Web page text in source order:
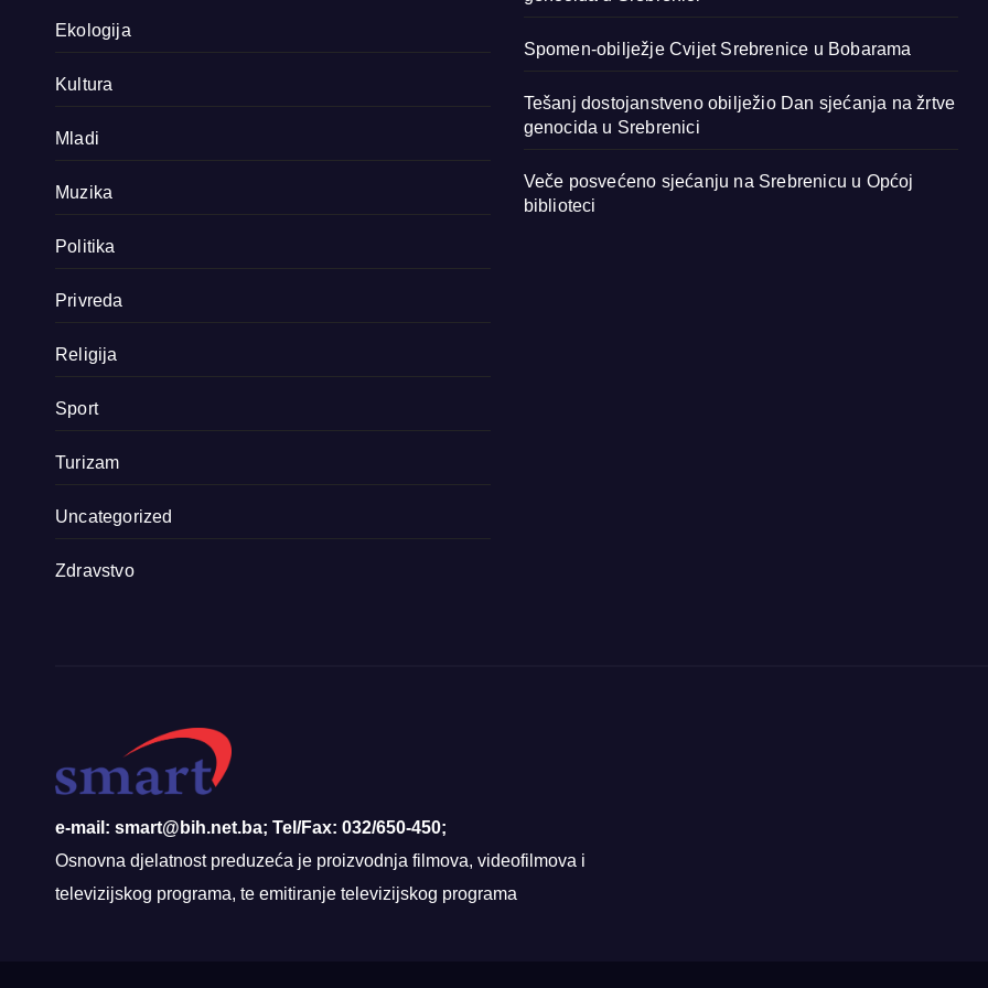
Ekologija
Kultura
Mladi
Muzika
Politika
Privreda
Religija
Sport
Turizam
Uncategorized
Zdravstvo
Spomen-obilježje Cvijet Srebrenice u Bobarama
Tešanj dostojanstveno obilježio Dan sjećanja na žrtve
genocida u Srebrenici
Veče posvećeno sjećanju na Srebrenicu u Općoj
biblioteci
e-mail: smart@bih.net.ba; Tel/Fax: 032/650-450;
Osnovna djelatnost preduzeća je proizvodnja filmova, videofilmova i
televizijskog programa, te emitiranje televizijskog programa